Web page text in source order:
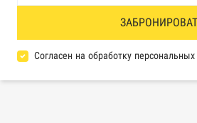
Реестр товарных знаков и
Роспатента
Согласен на обработку